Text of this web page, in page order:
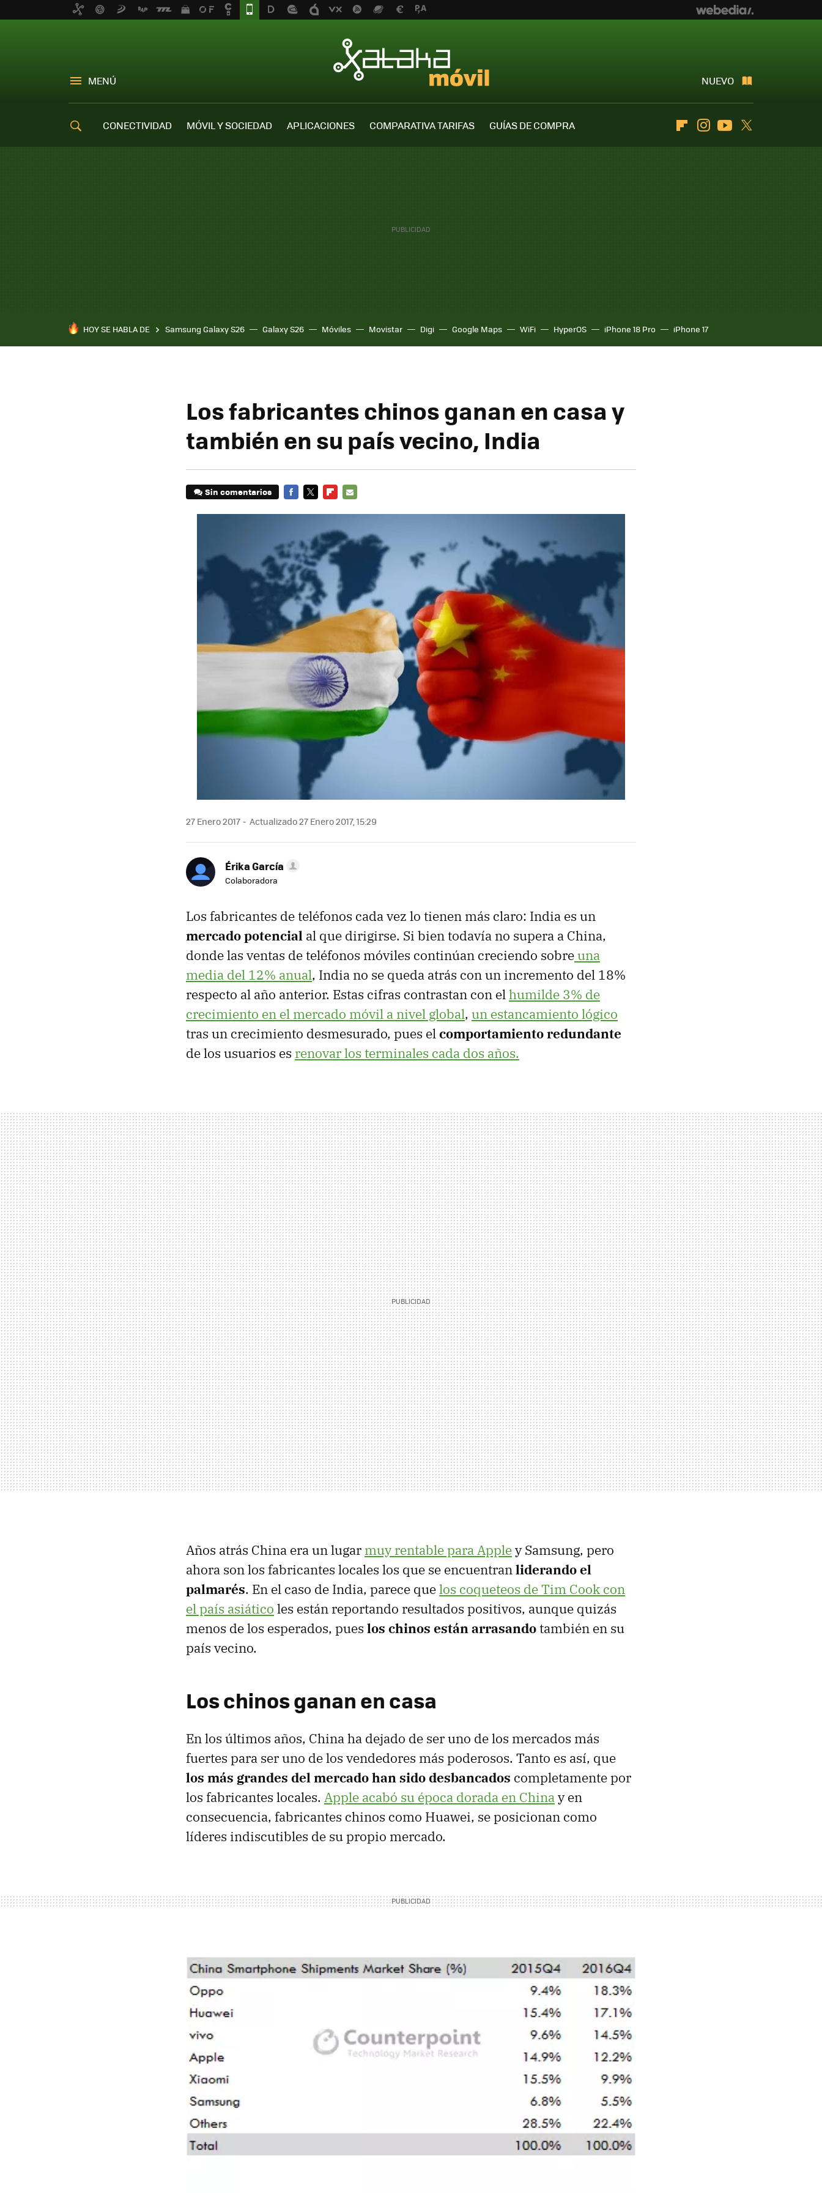
MENÚ NUEVO
CONECTIVIDAD MÓVIL Y SOCIEDAD APLICACIONES COMPARATIVA TARIFAS
GUÍAS DE COMPRA
FlipboardInstagramYoutube
HOY SE HABLA DE Samsung Galaxy S26 Galaxy S26 Móviles Movistar Digi Google Maps WiFi HyperOS iPhone 18 Pro iPhone 17
Los fabricantes chinos ganan en casa y
también en su país vecino, India
Sin comentarios
27 Enero 2017 Actualizado 27 Enero 2017, 15:29
Érika García
Colaboradora
Los fabricantes de teléfonos cada vez lo tienen más claro: India es un
mercado potencial al que dirigirse. Si bien todavía no supera a China,
donde las ventas de teléfonos móviles continúan creciendo sobreuna
media del 12% anual, India no se queda atrás con un incremento del 18%
respecto al año anterior. Estas cifras contrastan con elhumilde 3% de
crecimiento en el mercado móvil a nivel global, un estancamiento lógico
tras un crecimiento desmesurado, pues elcomportamiento redundante
de los usuarios es renovar los terminales cada dos años.
Años atrás China era un lugar muy rentable para Appley Samsung, pero
ahora son los fabricantes locales los que se encuentranliderando el
palmarés. En el caso de India, parece quelos coqueteos de Tim Cook con
el país asiático les están reportando resultados positivos, aunque quizás
menos de los esperados, pues los chinos están arrasando también en su
país vecino.
Los chinos ganan en casa
En los últimos años, China ha dejado de ser uno de los mercados más
fuertes para ser uno de los vendedores más poderosos. Tanto es así, que
los más grandes del mercado han sido desbancados completamente por
los fabricantes locales. Apple acabó su época dorada en Chinay en
consecuencia, fabricantes chinos como Huawei, se posicionan como
líderes indiscutibles de su propio mercado.